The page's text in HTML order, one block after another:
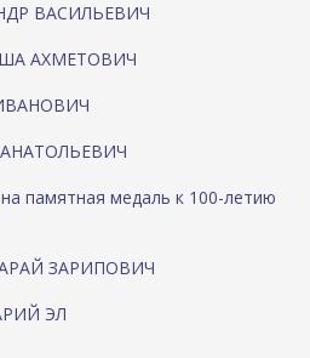
ВАСИЛЬЕВИЧ
АХМЕТОВИЧ
памятная медаль к 100-летию
ЗАРИПОВИЧ
ЭЛ